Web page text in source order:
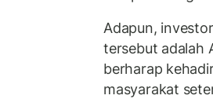
Adapun,
tersebut adalah
berharap
masyarakat